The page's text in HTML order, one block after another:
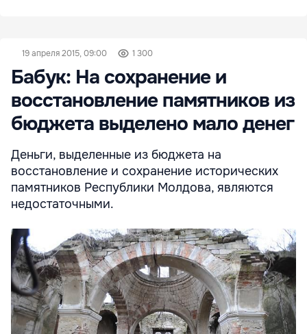
19 апреля 2015, 09:00 1 300
Бабук: На сохранение и
восстановление памятников из
бюджета выделено мало денег
Деньги, выделенные из бюджета на
восстановление и сохранение исторических
памятников Республики Молдова, являются
недостаточными.